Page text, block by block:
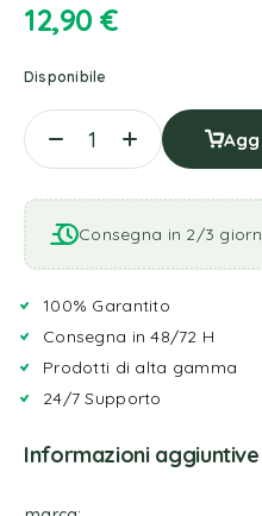
12,90 €
Disponibile
Consegna in 2/3
100% Garantito
Consegna in 48/72 H
Prodotti di alta gamma
24/7 Supporto
Informazioni aggiuntive